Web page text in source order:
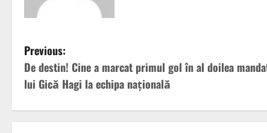
P
o
s
Previous:
De destin! Cine a marcat primul gol în al doilea
lui Gică Hagi la echipa națională